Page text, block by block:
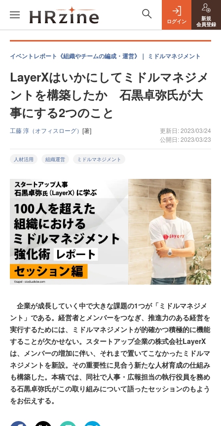
ログイン
新規
会員登録
イベントレポート《組織やチームの編成・運営》｜ ミドルマネジメント
LayerXはいかにしてミドルマネジメ
ントを構築したか 石黒卓弥氏が大
事にする2つのこと
工藤 淳（オフィスローグ） [著]
更新日: 2023/03/24
公開日: 2023/03/23
人材活用 組織運営 ミドルマネジメント
企業が成長していく中で大きな課題の1つが「ミドルマネジメ
ント」である。経営者とメンバーをつなぎ、推進力のある経営を
実行するためには、ミドルマネジメントが的確かつ積極的に機能
することが欠かせない。スタートアップ企業の株式会社LayerX
は、メンバーの増加に伴い、それまで置いてこなかったミドルマ
ネジメントを新設。その重要性に見合う新たな人材育成の仕組み
も構築した。本稿では、同社で人事・広報担当の執行役員を務め
る石黒卓弥氏がこの取り組みについて語ったセッションのもよう
をお伝えする。